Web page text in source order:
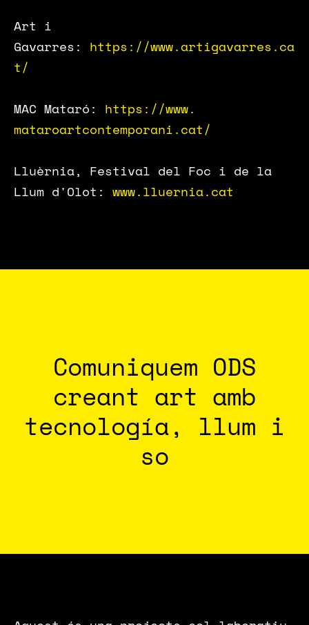
Art i
Gavarres: https://www.artigavarres.ca
t/
MAC Mataró: https://www.
mataroartcontemporani.cat/
Lluèrnia, Festival del Foc i de la
Llum d'Olot: www.lluernia.cat
Comuniquem ODS
creant art amb
tecnología, llum i
so